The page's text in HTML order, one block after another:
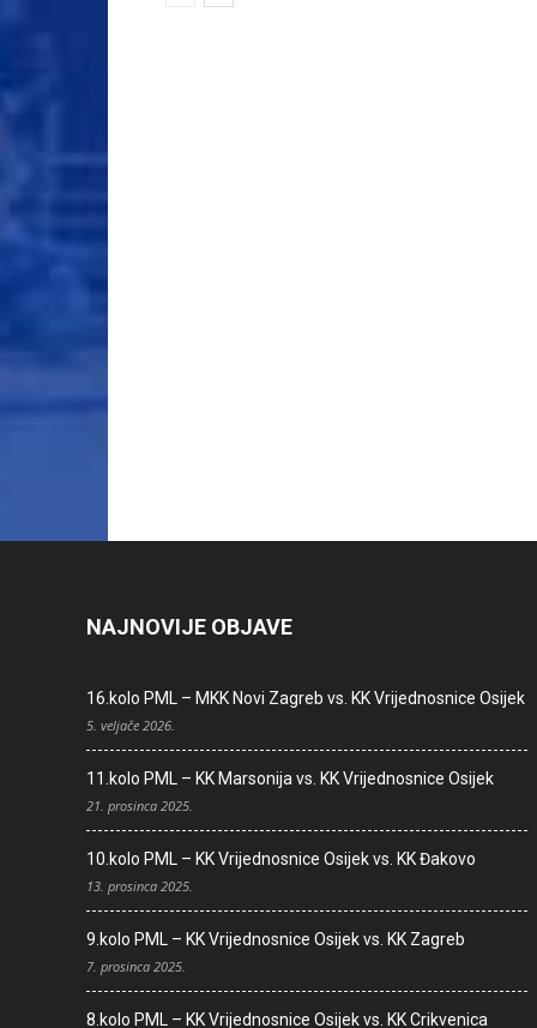
NAJNOVIJE OBJAVE
16.kolo PML – MKK Novi Zagreb vs. KK Vrijednosnice Osijek
5. veljače 2026.
11.kolo PML – KK Marsonija vs. KK Vrijednosnice Osijek
21. prosinca 2025.
10.kolo PML – KK Vrijednosnice Osijek vs. KK Đakovo
13. prosinca 2025.
9.kolo PML – KK Vrijednosnice Osijek vs. KK Zagreb
7. prosinca 2025.
8.kolo PML – KK Vrijednosnice Osijek vs. KK Crikvenica